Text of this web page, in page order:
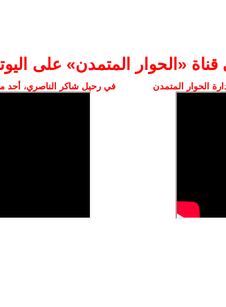
‫«الحوار المتمدن» على
الحوار المتمدن في رحيل شاكر الناصري، أحد